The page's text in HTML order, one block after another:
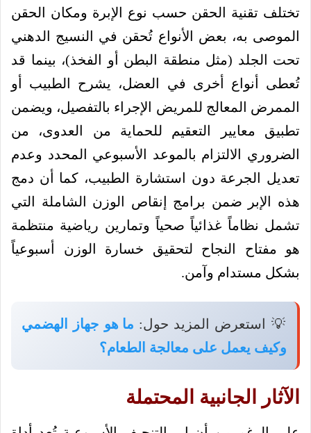
تختلف تقنية الحقن حسب نوع الإبرة ومكان الحقن
الموصى به، بعض الأنواع تُحقن في النسيج الدهني
تحت الجلد (مثل منطقة البطن أو الفخذ)، بينما قد
تُعطى أنواع أخرى في العضل، يشرح الطبيب أو
الممرض المعالج للمريض الإجراء بالتفصيل، ويضمن
تطبيق معايير التعقيم للحماية من العدوى، من
الضروري الالتزام بالموعد الأسبوعي المحدد وعدم
تعديل الجرعة دون استشارة الطبيب، كما أن دمج
هذه الإبر ضمن برامج إنقاص الوزن الشاملة التي
تشمل نظاماً غذائياً صحياً وتمارين رياضية منتظمة
هو مفتاح النجاح لتحقيق خسارة الوزن أسبوعياً
بشكل مستدام وآمن.
💡 استعرض المزيد حول: ما هو جهاز الهضمي
وكيف يعمل على معالجة الطعام؟
الآثار الجانبية المحتملة